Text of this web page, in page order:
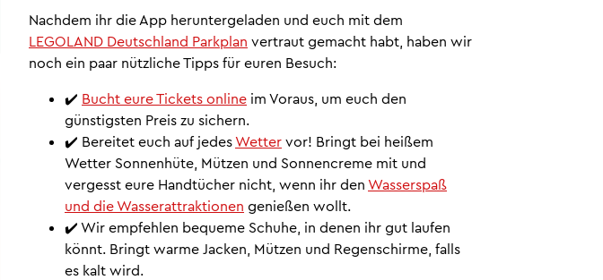
Nachdem ihr die App heruntergeladen und euch mit dem
LEGOLAND Deutschland Parkplan vertraut gemacht habt, haben wir
noch ein paar nützliche Tipps für euren Besuch:
✔️ Bucht eure Tickets online im Voraus, um euch den
günstigsten Preis zu sichern.
✔️ Bereitet euch auf jedesWetter vor! Bringt bei heißem
Wetter Sonnenhüte, Mützen und Sonnencreme mit und
vergesst eure Handtücher nicht, wenn ihr den Wasserspaß
und die Wasserattraktionen genießen wollt.
✔️ Wir empfehlen bequeme Schuhe, in denen ihr gut laufen
könnt. Bringt warme Jacken, Mützen und Regenschirme, falls
es kalt wird.